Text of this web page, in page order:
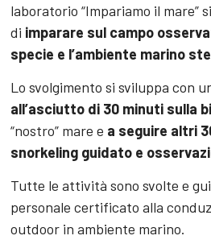
laboratorio “Impariamo il mare”
di imparare sul campo
specie e l’ambiente marino
Lo svolgimento si sviluppa con
all’asciutto di 30 minuti sulla
“nostro” mare e a seguire altri
snorkeling guidato e
Tutte le attività sono svolte e
personale certificato alla
outdoor in ambiente marino.